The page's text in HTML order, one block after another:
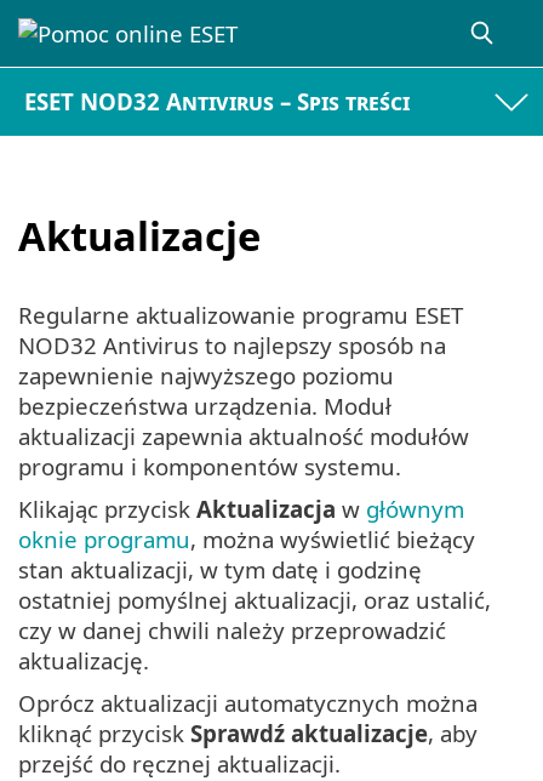
ESET NOD32 Antivirus – Spis treści
Aktualizacje
Regularne aktualizowanie programu ESET
NOD32 Antivirus to najlepszy sposób na
zapewnienie najwyższego poziomu
bezpieczeństwa urządzenia. Moduł
aktualizacji zapewnia aktualność modułów
programu i komponentów systemu.
Klikając przycisk Aktualizacja w głównym
oknie programu, można wyświetlić bieżący
stan aktualizacji, w tym datę i godzinę
ostatniej pomyślnej aktualizacji, oraz ustalić,
czy w danej chwili należy przeprowadzić
aktualizację.
Oprócz aktualizacji automatycznych można
kliknąć przycisk Sprawdź aktualizacje, aby
przejść do ręcznej aktualizacji.